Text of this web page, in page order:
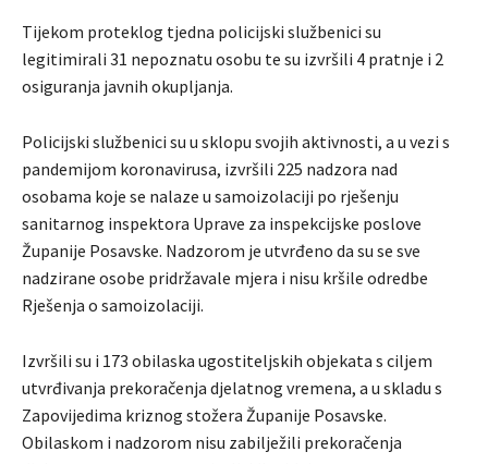
Tijekom proteklog tjedna policijski službenici su
legitimirali 31 nepoznatu osobu te su izvršili 4 pratnje i 2
osiguranja javnih okupljanja.
Policijski službenici su u sklopu svojih aktivnosti, a u vezi s
pandemijom koronavirusa, izvršili 225 nadzora nad
osobama koje se nalaze u samoizolaciji po rješenju
sanitarnog inspektora Uprave za inspekcijske poslove
Županije Posavske. Nadzorom je utvrđeno da su se sve
nadzirane osobe pridržavale mjera i nisu kršile odredbe
Rješenja o samoizolaciji.
Izvršili su i 173 obilaska ugostiteljskih objekata s ciljem
utvrđivanja prekoračenja djelatnog vremena, a u skladu s
Zapovijedima kriznog stožera Županije Posavske.
Obilaskom i nadzorom nisu zabilježili prekoračenja